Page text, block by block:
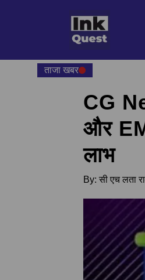
ताजा खबर
CG
और
लाभ
By: सी एच लता